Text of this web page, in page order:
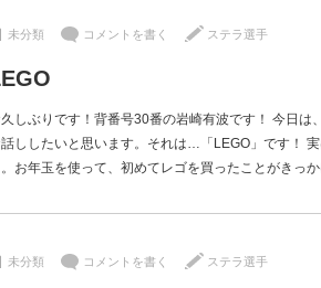
未分類 コメントを書く ステラ選手
しぶりです！背番号30番の岩崎有波です！ 今日は
ししたいと思います。それは…「LEGO」です！
。お年玉を使って、初めてレゴを買ったことがきっ
未分類 コメントを書く ステラ選手